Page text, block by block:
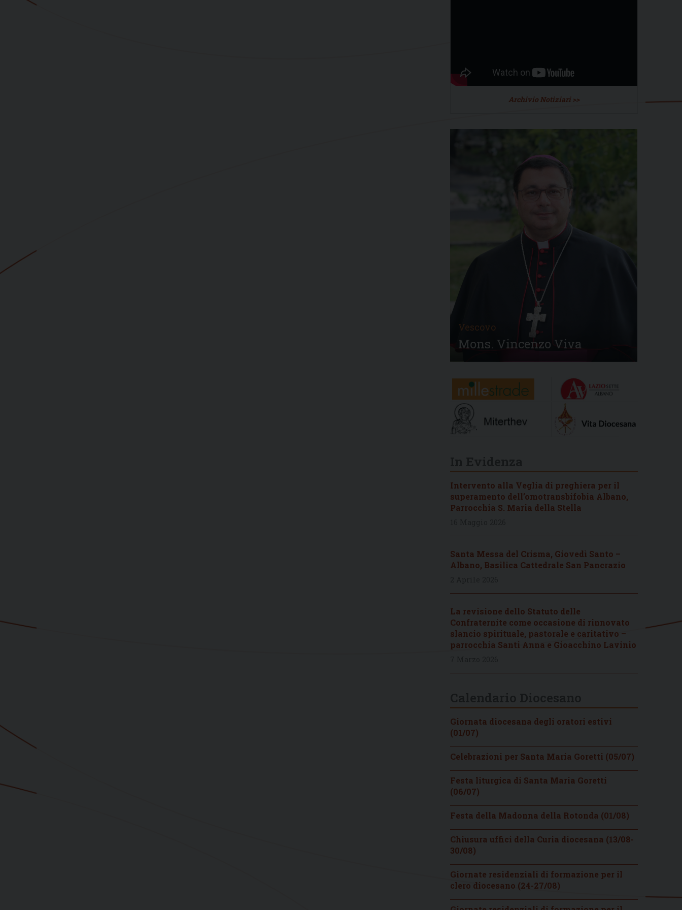
Archivio Notiziari >>
Vescovo
Mons. Vincenzo Viva
Intervento alla Veglia di preghiera per il
superamento dell’omotransbifobia Albano,
Parrocchia S. Maria della Stella
Santa Messa del Crisma, Giovedì Santo –
Albano, Basilica Cattedrale San Pancrazio
La revisione dello Statuto delle
Confraternite come occasione di rinnovato
slancio spirituale, pastorale e caritativo –
parrocchia Santi Anna e Gioacchino Lavinio
Giornata diocesana degli oratori estivi
(01/07)
Celebrazioni per Santa Maria Goretti (05/07)
Festa liturgica di Santa Maria Goretti
(06/07)
Festa della Madonna della Rotonda (01/08)
Chiusura uffici della Curia diocesana (13/08-
30/08)
Giornate residenziali di formazione per il
clero diocesano (24-27/08)